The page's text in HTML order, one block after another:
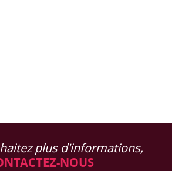
plus d'informations,
NOUS